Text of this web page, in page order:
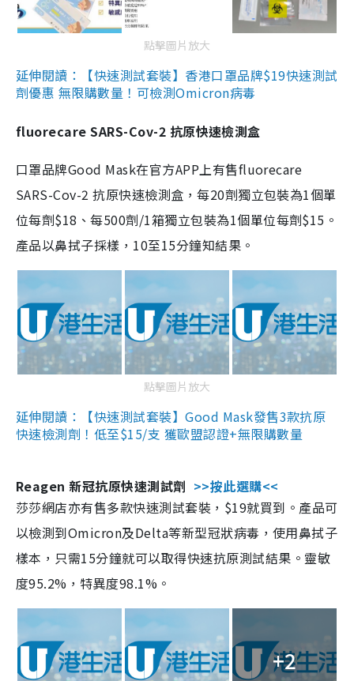
點擊圖片放大
延伸閱讀：【快速測試套裝】香港口罩品牌$19快速測試
劑優惠 無限購數量！可檢測Omicron病毒
fluorecare SARS-Cov-2 抗原快速檢測盒
口罩品牌Good Mask在官方APP上有售fluorecare
SARS-Cov-2 抗原快速檢測盒，每20劑獨立包裝為1個單
位每劑$18、每500劑/1箱獨立包裝為1個單位每劑$15。
產品以鼻拭子採樣，10至15分鐘知結果。
點擊圖片放大
延伸閱讀：【快速測試套裝】Good Mask發售3款抗原
快速檢測劑！低至$15/支 獲歐盟認證+無限購數量
Reagen 新冠抗原快速測試劑 >>按此選購<<
莎莎網店亦有售多款快速測試套裝，$19就買到。產品可
以檢測到Omicron及Delta等新型冠狀病毒，使用鼻拭子
樣本，只需15分鐘就可以取得快速抗原測試結果。靈敏
度95.2%，特異度98.1%。
+2